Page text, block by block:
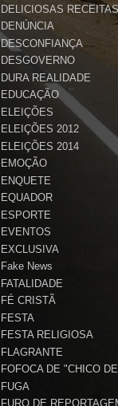
DELICIOSAS RECEITAS
DENÚNCIA
DESCONFIANÇA
DESGOVERNO
DURA REALIDADE
EDUCAÇÃO
ELEIÇÕES
ELEIÇÕES 2012
ELEIÇÕES 2014
EMOÇÃO
ENQUETE
EQUADOR
ESPORTE
EVENTOS
EXCLUSIVA
Fake News
FATALIDADE
FÉ CRISTÃ
FESTA
FESTA RELIGIOSA
FLAGRANTE
FOFOCA DE "CHICO
FUGA
FURO DE